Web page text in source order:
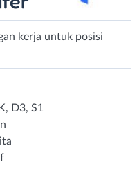
kerja untuk posisi
D3, S1